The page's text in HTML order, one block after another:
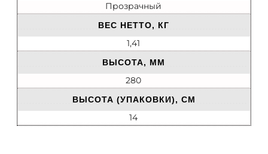
Прозрачный
ВЕС НЕТТО, КГ
1,41
ВЫСОТА, ММ
280
ВЫСОТА (УПАКОВКИ), СМ
14